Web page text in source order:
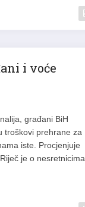
i voće
građani BiH
troškovi prehrane za
iste. Procjenjuje
je o nesretnicima